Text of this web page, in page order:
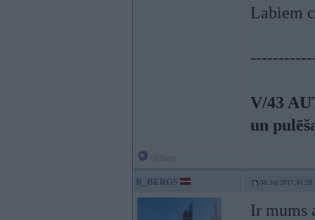
Labiem
V/43
un
R_BERGS 08. Jul 2017, 01:28
Ir